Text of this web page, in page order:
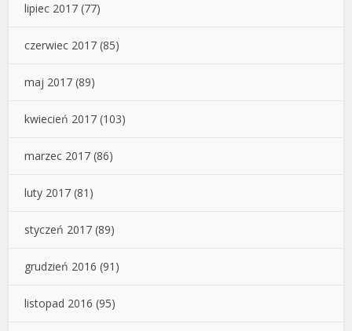
lipiec 2017 (77)
czerwiec 2017 (85)
maj 2017 (89)
kwiecień 2017 (103)
marzec 2017 (86)
luty 2017 (81)
styczeń 2017 (89)
grudzień 2016 (91)
listopad 2016 (95)